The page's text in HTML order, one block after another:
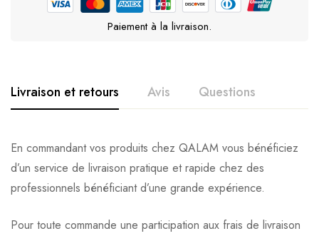
Paiement à la livraison.
Livraison et retours Avis Questions
En commandant vos produits chez QALAM vous bénéficiez
d’un service de livraison pratique et rapide chez des
professionnels bénéficiant d’une grande expérience.
Pour toute commande une participation aux frais de livraison